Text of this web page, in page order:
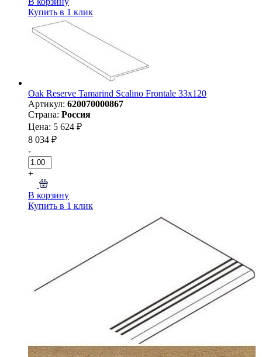
Купить в 1 клик
Oak Reserve Tamarind Scalino Frontale 33x120
Артикул: 620070000867
Страна: Россия
Цена: 5 624 ₽
8 034 ₽
-
+
В корзину
Купить в 1 клик